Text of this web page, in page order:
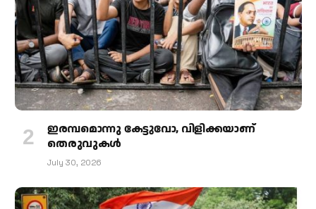
ഇരമ്പമൊന്നു കേട്ടുവോ, വിളിക്കയാണ്
തെരുവുകള്‍
July 30, 2026